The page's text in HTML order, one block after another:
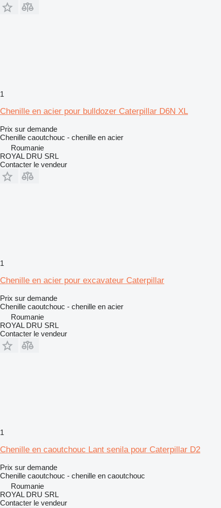
1
Chenille en acier pour bulldozer Caterpillar D6N XL
Prix sur demande
Chenille caoutchouc - chenille en acier
Roumanie
ROYAL DRU SRL
Contacter le vendeur
1
Chenille en acier pour excavateur Caterpillar
Prix sur demande
Chenille caoutchouc - chenille en acier
Roumanie
ROYAL DRU SRL
Contacter le vendeur
1
Chenille en caoutchouc Lant senila pour Caterpillar D2
Prix sur demande
Chenille caoutchouc - chenille en caoutchouc
Roumanie
ROYAL DRU SRL
Contacter le vendeur